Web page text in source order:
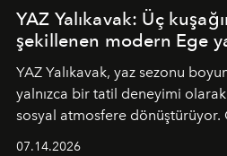
YAZ Yalıkavak: Üç
şekillenen modern Ege
YAZ Yalıkavak, yaz sezonu
yalnızca bir tatil deneyimi
sosyal atmosfere dönüştürüyor.
07.14.2026